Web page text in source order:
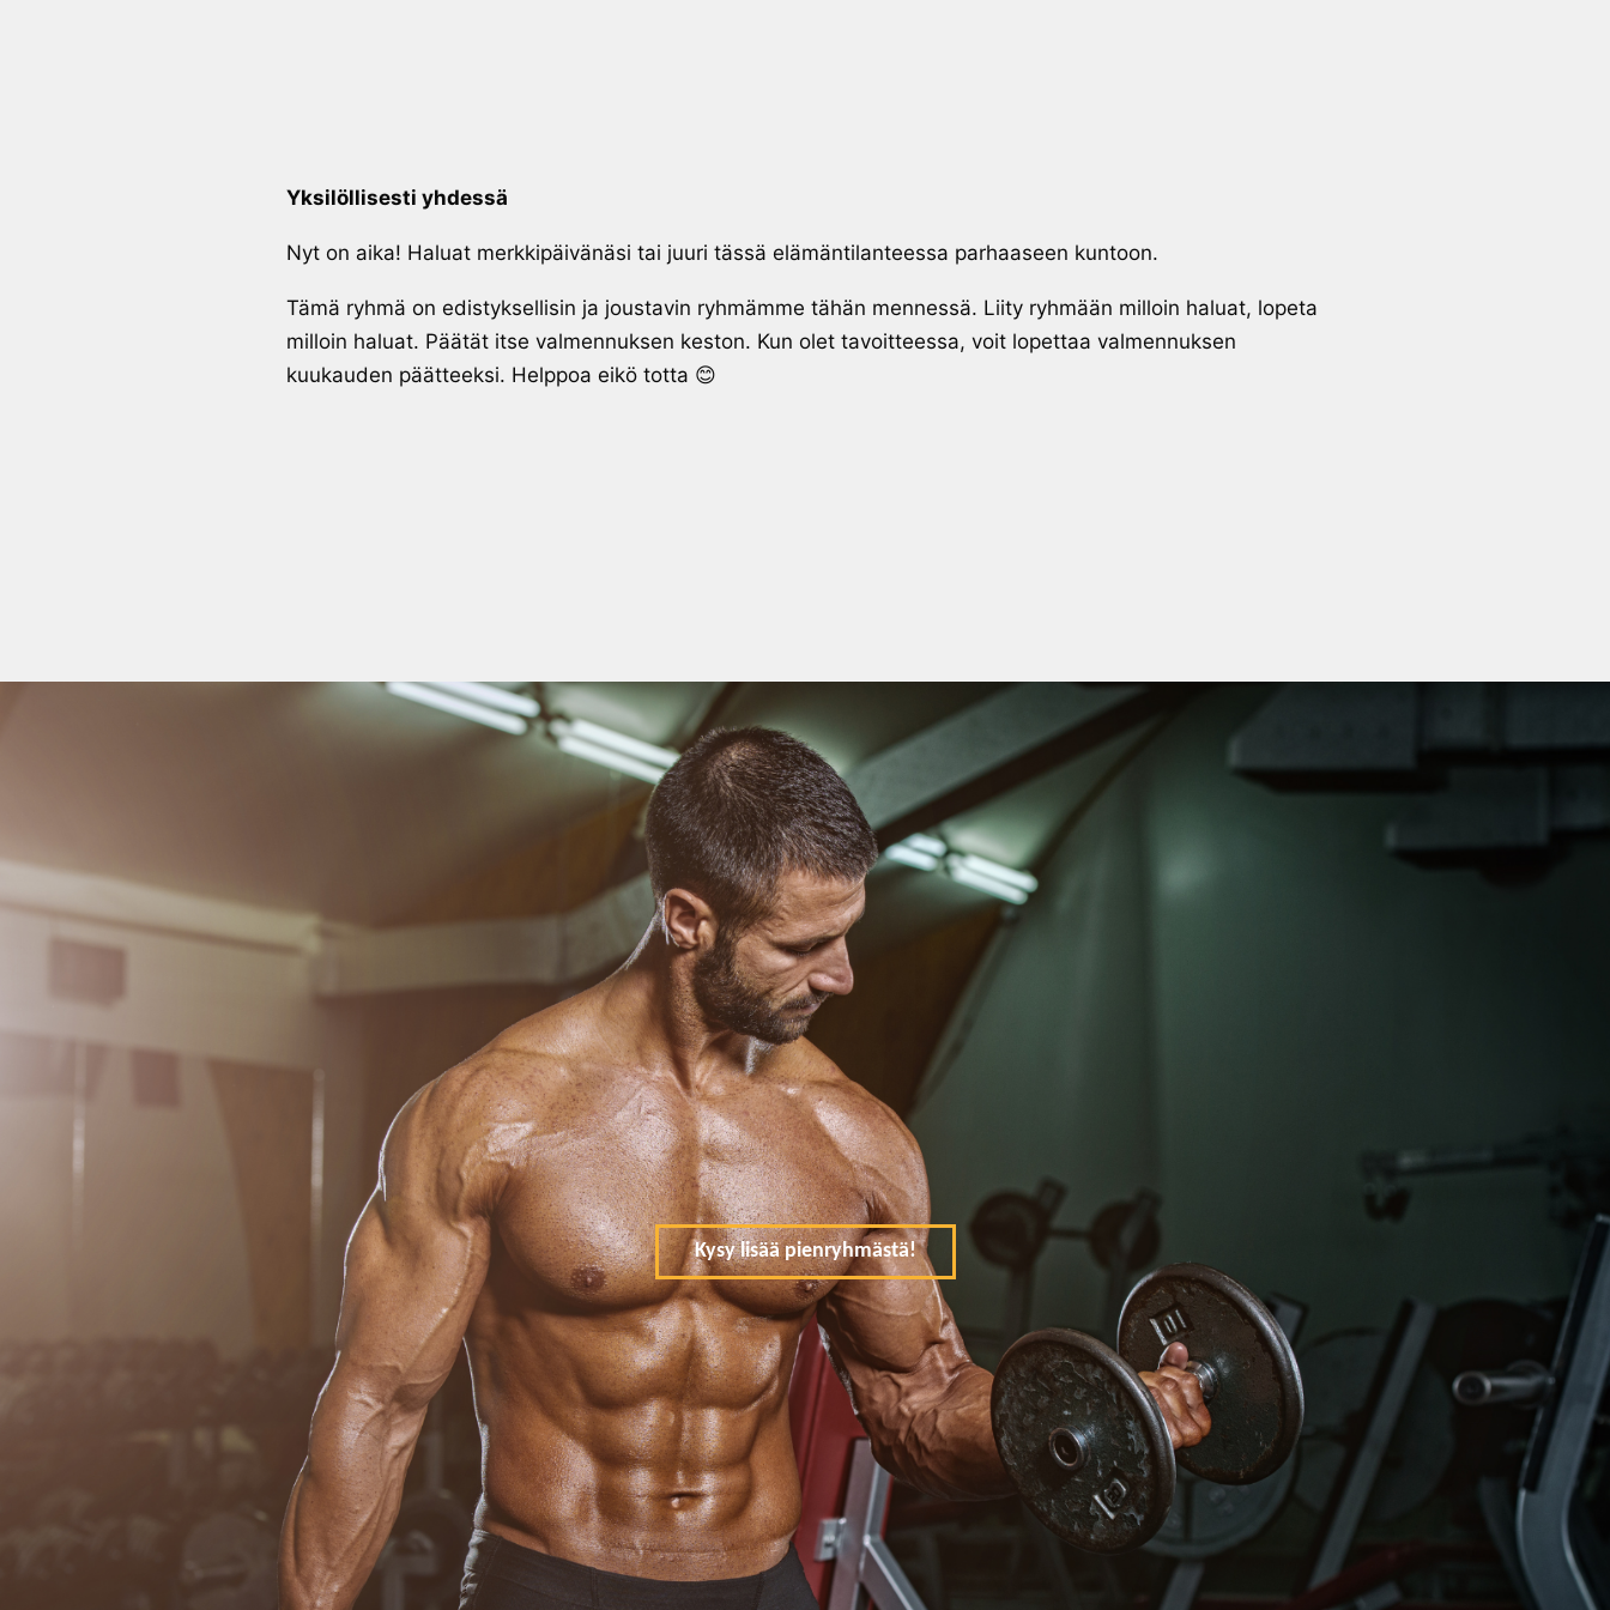
Yksilöllisesti yhdessä
Nyt on aika! Haluat merkkipäivänäsi tai juuri tässä elämäntilanteessa parhaaseen kuntoon.
Tämä ryhmä on edistyksellisin ja joustavin ryhmämme tähän mennessä. Liity ryhmään milloin haluat, lopeta
milloin haluat. Päätät itse valmennuksen keston. Kun olet tavoitteessa, voit lopettaa valmennuksen
kuukauden päätteeksi. Helppoa eikö totta 😊
Kysy lisää pienryhmästä!